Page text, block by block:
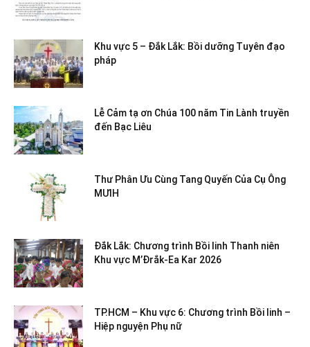
Khu vực 5 – Đắk Lắk: Bồi dưỡng Tuyên đạo
pháp
Lễ Cảm tạ ơn Chúa 100 năm Tin Lành truyền
đến Bạc Liêu
Thư Phân Ưu Cùng Tang Quyến Của Cụ Ông
MƯIH
Đắk Lắk: Chương trình Bồi linh Thanh niên
Khu vực M’Đrắk-Ea Kar 2026
TP.HCM – Khu vực 6: Chương trình Bồi linh –
Hiệp nguyện Phụ nữ